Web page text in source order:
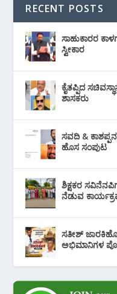
RECENT POSTS
ಸಾಹುಕಾರರ
ಸ್ವೀಕಾರ
ಕೈತಪ್ಪಿದ
‌ಶಾಸಕರು
ಸವದಿ &
ಹೊಸ ಸಂಪುಟ
ಶಿಕ್ಷಕರ
ನೆಡುವ
ಸತೀಶ್
ಅಭಿಮಾನಿಗಳ